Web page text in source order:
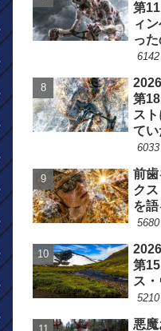
第
ィ
っ
第
ス
て
総
前歯
ク
を語
第
ス
悪